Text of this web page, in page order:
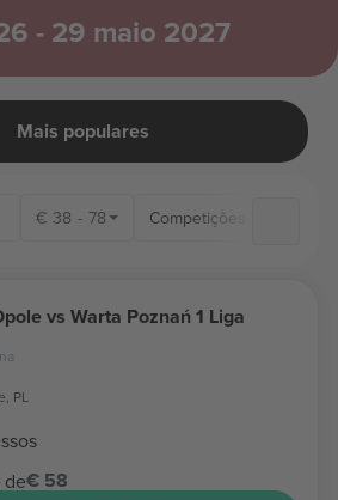
- 29 maio 2027
Mais populares
€ 38 - 78 Competições
vs Warta Poznań 1 Liga
PL
de€ 58